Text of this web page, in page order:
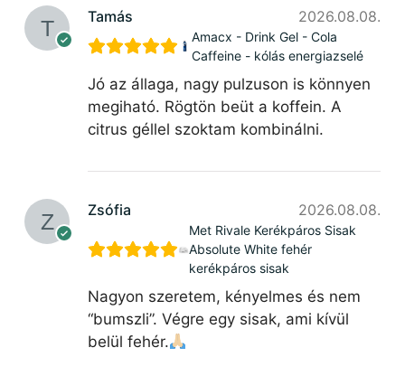
Tamás 2026.08.08.
Amacx - Drink Gel - Cola
Caffeine - kólás energiazselé
Jó az állaga, nagy pulzuson is könnyen
megiható. Rögtön beüt a koffein. A
citrus géllel szoktam kombinálni.
Zsófia 2026.08.08.
Met Rivale Kerékpáros Sisak
Absolute White fehér
kerékpáros sisak
Nagyon szeretem, kényelmes és nem
“bumszli”. Végre egy sisak, ami kívül
belül fehér.